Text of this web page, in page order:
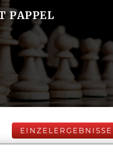
PAPPEL
EINZELERGEBNISSE